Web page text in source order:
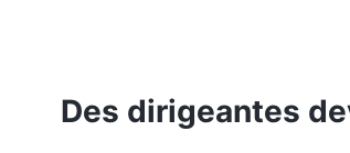
Des dirigeantes